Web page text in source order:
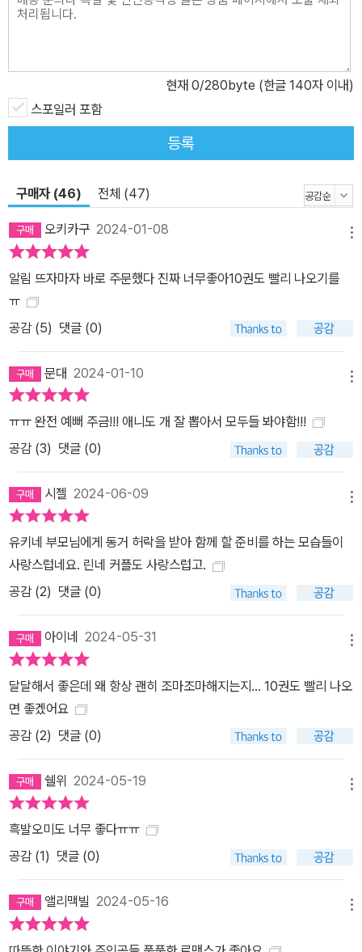
현재 0/280byte (한글 140자 이내)
스포일러 포함
등록
구매자 (46) 전체 (47)
오키카구 2024-01-08
알림 뜨자마자 바로 주문했다 진짜 너무좋아10권도 빨리 나오기를
ㅠ
공감 (5) 댓글 (0)
문대 2024-01-10
ㅠㅠ 완전 예뻐 주금!!! 애니도 개 잘 뽑아서 모두들 봐야함!!!
공감 (3) 댓글 (0)
시젤 2024-06-09
유키네 부모님에게 동거 허락을 받아 함께 할 준비를 하는 모습들이
사랑스럽네요. 린네 커플도 사랑스럽고.
공감 (2) 댓글 (0)
아이네 2024-05-31
달달해서 좋은데 왜 항상 괜히 조마조마해지는지... 10권도 빨리 나오
면 좋겠어요
공감 (2) 댓글 (0)
쉘위 2024-05-19
흑발오미도 너무 좋다ㅠㅠ
공감 (1) 댓글 (0)
앨리맥빌 2024-05-16